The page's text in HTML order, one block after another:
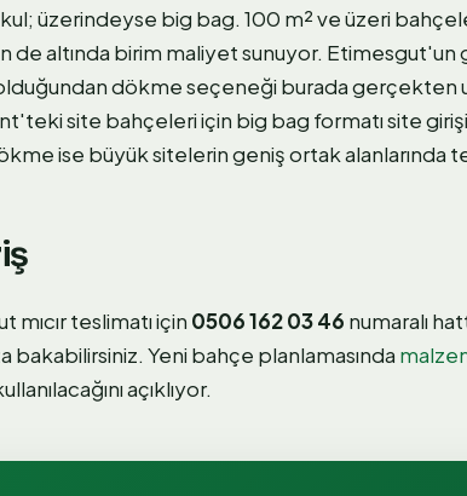
üzerindeyse big bag. 100 m² ve üzeri
de altında birim maliyet sunuyor. Etimesgut'un
dökme seçeneği burada gerçekten
site bahçeleri için big bag formatı site
ise büyük sitelerin geniş ortak alanlarında
mıcır teslimatı için 0506 162 03 46 numaralı
bakabilirsiniz. Yeni bahçe planlamasında
açıklıyor.